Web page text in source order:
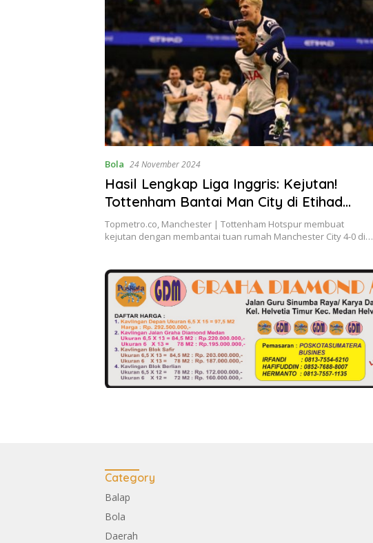
Bola 24 November 2024
Hasil Lengkap Liga Inggris: Kejutan!
Tottenham Bantai Man City di Etihad
Stadium
Topmetro.co, Manchester | Tottenham Hotspur membuat
kejutan dengan membantai tuan rumah Manchester City 4-0 di…
Category
Balap
Bola
Daerah